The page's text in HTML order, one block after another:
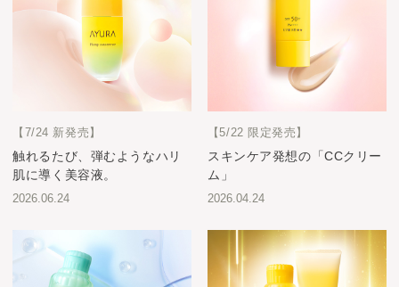
【7/24 新発売】
触れるたび、弾むようなハリ
肌に導く美容液。
2026.06.24
【5/22 限定発売】
スキンケア発想の「CCクリー
ム」
2026.04.24